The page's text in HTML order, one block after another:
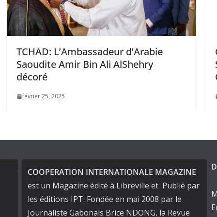
d’Arabie
Ali AlShehry
Congo: Visite de
SG des Nations -
Grands Lacs à
COOPERATION INTERNATIONALE MAGAZINE
est un Magazine édité à Libreville et Publié par
les éditions IPT. Fondée en mai 2008 par le
Journaliste Gabonais Brice NDONG, la Revue